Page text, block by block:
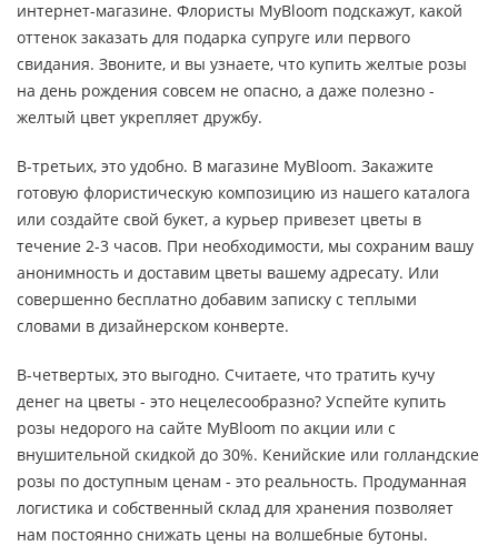
интернет-магазине. Флористы MyBloom подскажут, какой
оттенок заказать для подарка супруге или первого
свидания. Звоните, и вы узнаете, что купить желтые розы
на день рождения совсем не опасно, а даже полезно -
желтый цвет укрепляет дружбу.
В-третьих, это удобно. В магазине MyBloom. Закажите
готовую флористическую композицию из нашего каталога
или создайте свой букет, а курьер привезет цветы в
течение 2-3 часов. При необходимости, мы сохраним вашу
анонимность и доставим цветы вашему адресату. Или
совершенно бесплатно добавим записку с теплыми
словами в дизайнерском конверте.
В-четвертых, это выгодно. Считаете, что тратить кучу
денег на цветы - это нецелесообразно? Успейте купить
розы недорого на сайте MyBloom по акции или с
внушительной скидкой до 30%. Кенийские или голландские
розы по доступным ценам - это реальность. Продуманная
логистика и собственный склад для хранения позволяет
нам постоянно снижать цены на волшебные бутоны.